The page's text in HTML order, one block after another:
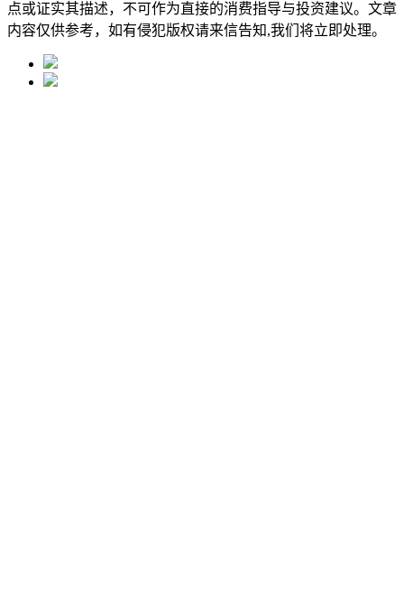
点或证实其描述，不可作为直接的消费指导与投资建议。文章
内容仅供参考，如有侵犯版权请来信告知,我们将立即处理。